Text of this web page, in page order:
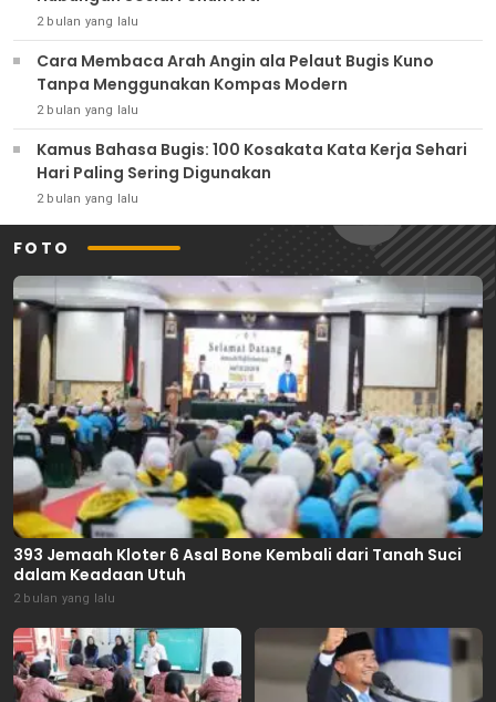
2 bulan yang lalu
Cara Membaca Arah Angin ala Pelaut Bugis Kuno
Tanpa Menggunakan Kompas Modern
2 bulan yang lalu
Kamus Bahasa Bugis: 100 Kosakata Kata Kerja Sehari
Hari Paling Sering Digunakan
2 bulan yang lalu
FOTO
393 Jemaah Kloter 6 Asal Bone Kembali dari Tanah Suci
dalam Keadaan Utuh
2 bulan yang lalu